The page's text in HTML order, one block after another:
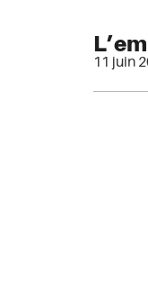
11 juin